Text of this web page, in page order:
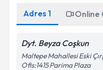
Adres 1 Online
Dyt. Beyza Coşkun
Maltepe Mahallesi Eski
Ofis:1415 Parima Plaza